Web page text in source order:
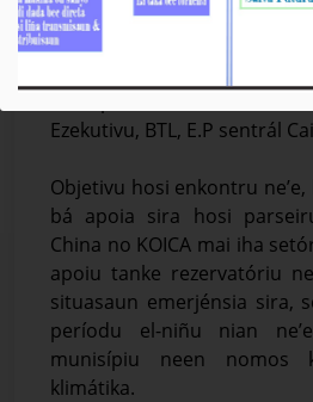
Díli, 27/01/2025, Prezidente
(KE) Bee Timor-Leste,
Sr. Gustavo da Cruz
hosi parseiru Unicef
Ezekutivu, BTL, E.P sentrál
Objetivu hosi enkontru
bá apoia sira hosi
China no KOICA mai iha
apoiu tanke rezervatóriu
situasaun emerjénsia sira,
períodu el-niñu nian
munisípiu neen nomos
klimátika.